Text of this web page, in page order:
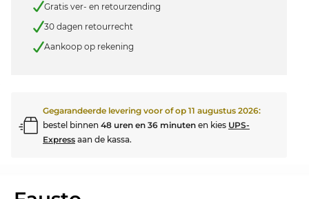
Gratis ver- en retourzending
30 dagen retourrecht
Aankoop op rekening
Gegarandeerde levering voor of op 11 augustus 2026:
bestel binnen 48 uren en 36 minuten en kies UPS-
Express aan de kassa.